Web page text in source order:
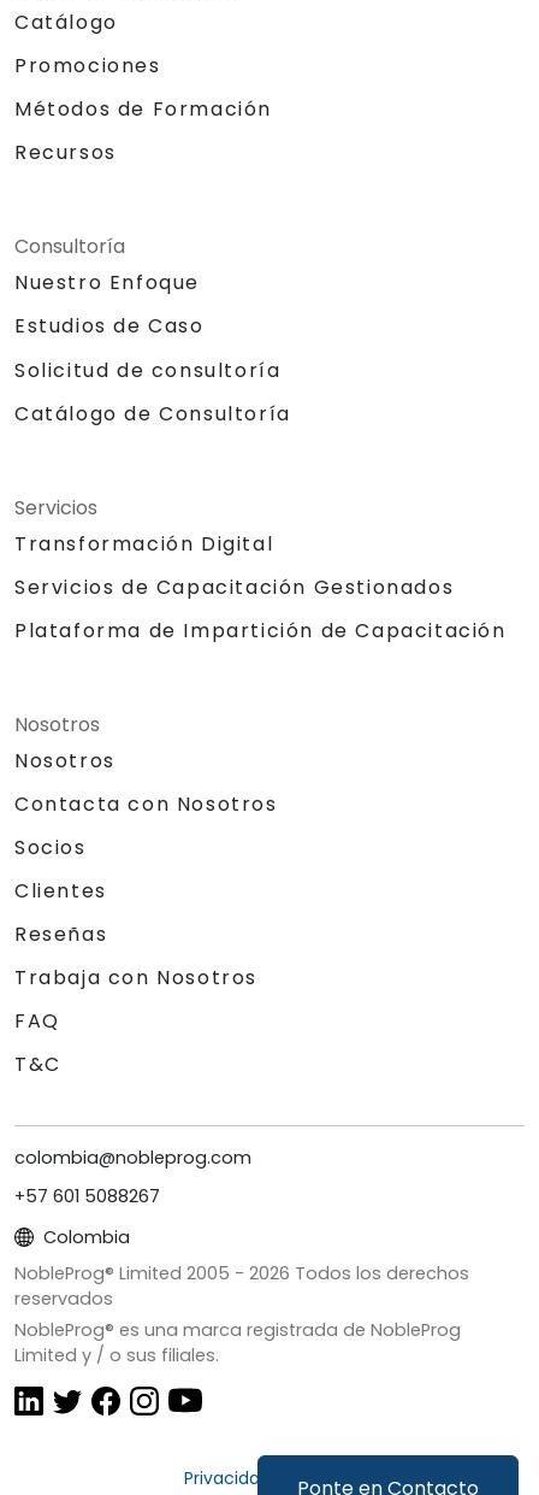
Ponte en Contacto
Catálogo
Promociones
Métodos de Formación
Recursos
Consultoría
Nuestro Enfoque
Estudios de Caso
Solicitud de consultoría
Catálogo de Consultoría
Servicios
Transformación Digital
Servicios de Capacitación Gestionados
Plataforma de Impartición de Capacitación
Nosotros
Nosotros
Contacta con Nosotros
Socios
Clientes
Reseñas
Trabaja con Nosotros
FAQ
T&C
colombia@nobleprog.com
+57 601 5088267
Colombia
NobleProg® Limited 2005 - 2026 Todos los derechos
reservados
NobleProg® es una marca registrada de NobleProg
Limited y / o sus filiales.
Privacidad y Cookies